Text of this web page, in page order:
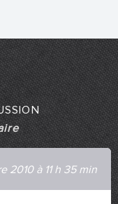
2010 à 11 h 35 min